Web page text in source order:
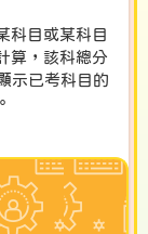
科目或某科目
算，該科總分
示已考科目的